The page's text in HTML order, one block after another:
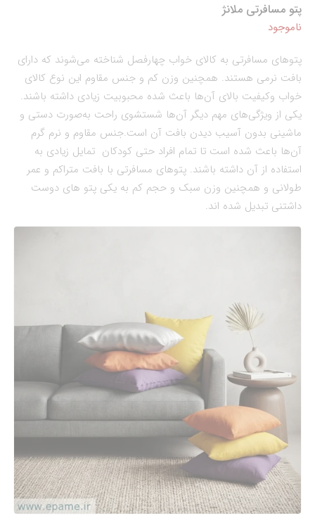
پتو مسافرتی ملانژ
ناموجود
پتو‌های مسافرتی به کالای خواب چهارفصل شناخته می‌شوند که دارای
بافت نرمی هستند. همچنین وزن کم و جنس مقاوم این نوع کالای
خواب وکیفیت بالای آن‌ها باعث شده محبوبیت زیادی داشته باشند.
یکی از ویژگی‌های مهم دیگر آن‌ها شستشوی راحت به‌صورت دستی و
ماشینی بدون آسیب دیدن بافت آن است.جنس مقاوم و نرم گرم
آن‌ها باعث شده است تا تمام افراد حتی کودکان تمایل زیادی به
استفاده از آن داشته باشند. پتو‌های مسافرتی با بافت متراکم و عمر
طولانی و همچنین وزن سبک و حجم کم به یکی پتو های دوست
داشتنی تبدیل شده اند.